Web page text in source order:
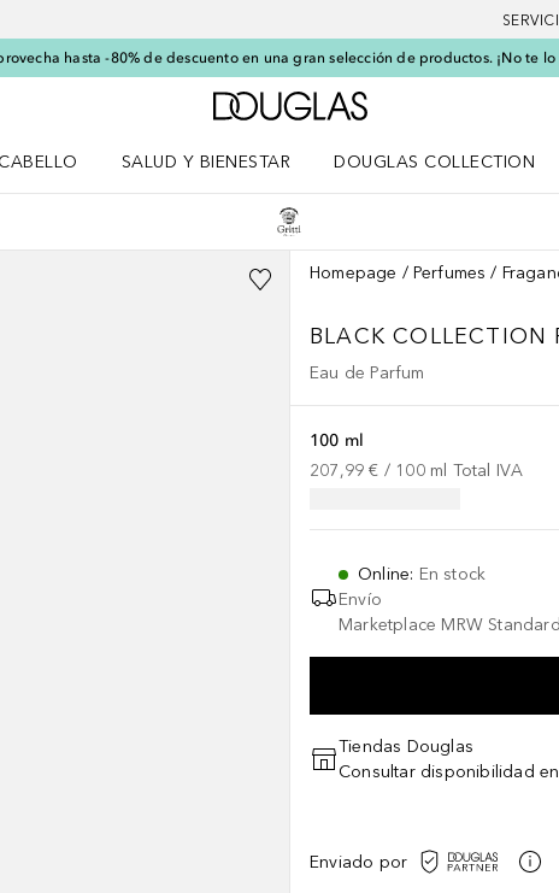
hasta -80% de descuento en una gran selección de productos. ¡No te
A Douglas Home
CABELLO
SALUD Y BIENESTAR
DOUGLAS COLLECTION
Homepage Perfumes
BLACK COLLECTION
Eau de Parfum
100 ml
207,99 € / 100 ml Total IVA
Online: En stock
Envío
Marketplace MRW
Tiendas Douglas
Consultar disponibilidad
Enviado por